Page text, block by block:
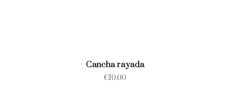
Cancha rayada
€10.00